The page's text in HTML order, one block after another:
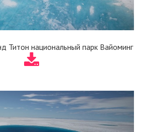
Титон национальный парк Вайоминг